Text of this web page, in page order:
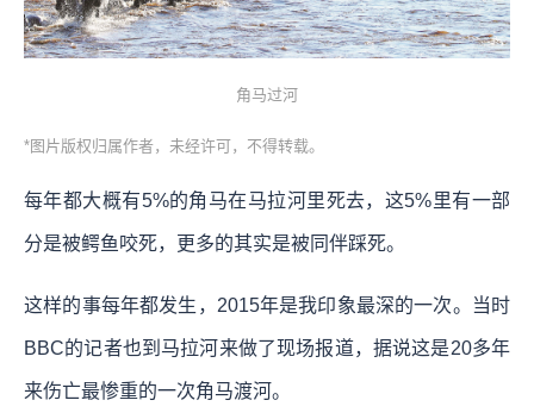
角马过河
*图片版权归属作者，未经许可，不得转载。
每年都大概有5%的角马在马拉河里死去，这5%里有一部
分是被鳄鱼咬死，更多的其实是被同伴踩死。
这样的事每年都发生，2015年是我印象最深的一次。当时
BBC的记者也到马拉河来做了现场报道，据说这是20多年
来伤亡最惨重的一次角马渡河。